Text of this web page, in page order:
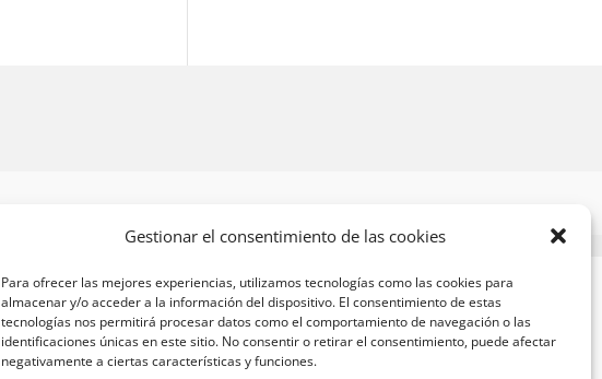
Gestionar el consentimiento de las cookies
Para ofrecer las mejores experiencias, utilizamos tecnologías como las cookies para
almacenar y/o acceder a la información del dispositivo. El consentimiento de estas
tecnologías nos permitirá procesar datos como el comportamiento de navegación o las
identificaciones únicas en este sitio. No consentir o retirar el consentimiento, puede afectar
negativamente a ciertas características y funciones.